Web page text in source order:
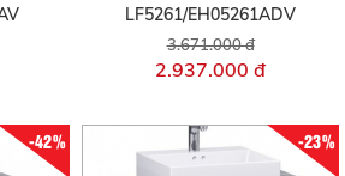
LF5261/EH05261ADV
3.671.000 đ
2.937.000 đ
-42% -23%